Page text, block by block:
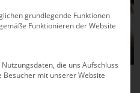
grundlegende Funktionen
Funktionieren der Website
die uns Aufschluss
mit unserer Website